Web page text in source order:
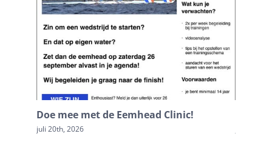
Doe mee met de Eemhead Clinic!
juli 20th, 2026